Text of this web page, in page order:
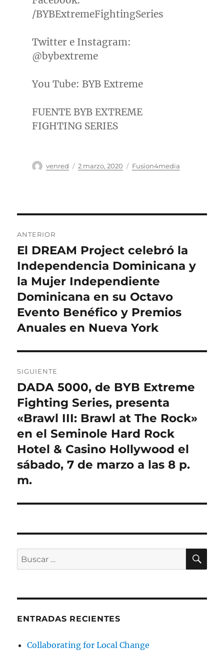
/BYBExtremeFightingSeries
Twitter e Instagram:
@bybextreme
You Tube: BYB Extreme
FUENTE BYB EXTREME
FIGHTING SERIES
Autor
venred
Publicado
2 marzo, 2020 Categorías
Fusion4media
de
entradas
ANTERIOR
Entrada
anterior:
El DREAM Project celebró la
Independencia Dominicana y
la Mujer Independiente
Dominicana en su Octavo
Evento Benéfico y Premios
Anuales en Nueva York
SIGUIENTE
Entrada
siguiente:
DADA 5000, de BYB Extreme
Fighting Series, presenta
«Brawl III: Brawl at The Rock»
en el Seminole Hard Rock
Hotel & Casino Hollywood el
sábado, 7 de marzo a las 8 p.
m.
Buscar
por:
ENTRADAS RECIENTES
Collaborating for Local Change